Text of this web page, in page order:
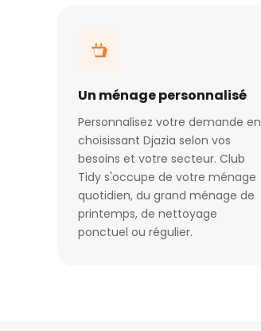
Un ménage personnalisé
Personnalisez votre demande en
choisissant Djazia selon vos
besoins et votre secteur. Club
Tidy s'occupe de votre ménage
quotidien, du grand ménage de
printemps, de nettoyage
ponctuel ou régulier.